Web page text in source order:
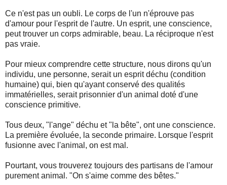
Ce n'est pas un oubli. Le corps de l'un n'éprouve pas
d'amour pour l'esprit de l'autre. Un esprit, une conscience,
peut trouver un corps admirable, beau. La réciproque n'est
pas vraie.
Pour mieux comprendre cette structure, nous dirons qu'un
individu, une personne, serait un esprit déchu (condition
humaine) qui, bien qu'ayant conservé des qualités
immatérielles, serait prisonnier d'un animal doté d'une
conscience primitive.
Tous deux, "l'ange" déchu et "la bête", ont une conscience.
La première évoluée, la seconde primaire. Lorsque l'esprit
fusionne avec l'animal, on est mal.
Pourtant, vous trouverez toujours des partisans de l'amour
purement animal. "On s'aime comme des bêtes."